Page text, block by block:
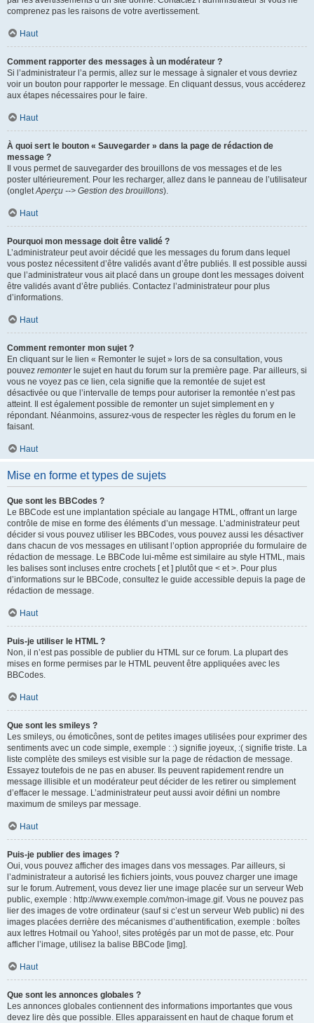
comprenez pas les raisons de votre avertissement.
Haut
Comment rapporter des messages à un modérateur ?
Si l’administrateur l’a permis, allez sur le message à signaler et vous devriez
voir un bouton pour rapporter le message. En cliquant dessus, vous accéderez
aux étapes nécessaires pour le faire.
Haut
À quoi sert le bouton « Sauvegarder » dans la page de rédaction de
message ?
Il vous permet de sauvegarder des brouillons de vos messages et de les
poster ultérieurement. Pour les recharger, allez dans le panneau de l’utilisateur
(ongletAperçu --> Gestion des brouillons).
Haut
Pourquoi mon message doit être validé ?
L’administrateur peut avoir décidé que les messages du forum dans lequel
vous postez nécessitent d’être validés avant d’être publiés. Il est possible aussi
que l’administrateur vous ait placé dans un groupe dont les messages doivent
être validés avant d’être publiés. Contactez l’administrateur pour plus
d’informations.
Haut
Comment remonter mon sujet ?
En cliquant sur le lien « Remonter le sujet » lors de sa consultation, vous
pouvez remonterle sujet en haut du forum sur la première page. Par ailleurs, si
vous ne voyez pas ce lien, cela signifie que la remontée de sujet est
désactivée ou que l’intervalle de temps pour autoriser la remontée n’est pas
atteint. Il est également possible de remonter un sujet simplement en y
répondant. Néanmoins, assurez-vous de respecter les règles du forum en le
faisant.
Haut
Mise en forme et types de sujets
Que sont les BBCodes ?
Le BBCode est une implantation spéciale au langage HTML, offrant un large
contrôle de mise en forme des éléments d’un message. L’administrateur peut
décider si vous pouvez utiliser les BBCodes, vous pouvez aussi les désactiver
dans chacun de vos messages en utilisant l’option appropriée du formulaire de
rédaction de message. Le BBCode lui-même est similaire au style HTML, mais
les balises sont incluses entre crochets [ et ] plutôt que < et >. Pour plus
d’informations sur le BBCode, consultez le guide accessible depuis la page de
rédaction de message.
Haut
Puis-je utiliser le HTML ?
Non, il n’est pas possible de publier du HTML sur ce forum. La plupart des
mises en forme permises par le HTML peuvent être appliquées avec les
BBCodes.
Haut
Que sont les smileys ?
Les smileys, ou émoticônes, sont de petites images utilisées pour exprimer des
sentiments avec un code simple, exemple : :) signifie joyeux, :( signifie triste. La
liste complète des smileys est visible sur la page de rédaction de message.
Essayez toutefois de ne pas en abuser. Ils peuvent rapidement rendre un
message illisible et un modérateur peut décider de les retirer ou simplement
d’effacer le message. L’administrateur peut aussi avoir défini un nombre
maximum de smileys par message.
Haut
Puis-je publier des images ?
Oui, vous pouvez afficher des images dans vos messages. Par ailleurs, si
l’administrateur a autorisé les fichiers joints, vous pouvez charger une image
sur le forum. Autrement, vous devez lier une image placée sur un serveur Web
public, exemple : http://www.exemple.com/mon-image.gif. Vous ne pouvez pas
lier des images de votre ordinateur (sauf si c’est un serveur Web public) ni des
images placées derrière des mécanismes d’authentification, exemple : boîtes
aux lettres Hotmail ou Yahoo!, sites protégés par un mot de passe, etc. Pour
afficher l’image, utilisez la balise BBCode [img].
Haut
Que sont les annonces globales ?
Les annonces globales contiennent des informations importantes que vous
devez lire dès que possible. Elles apparaissent en haut de chaque forum et